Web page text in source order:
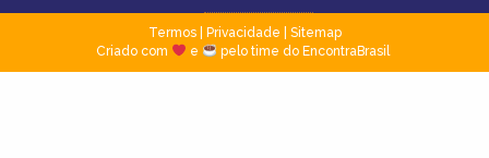
Termos| Privacidade
Sitemap
Criado com
e pelo time do EncontraBrasil